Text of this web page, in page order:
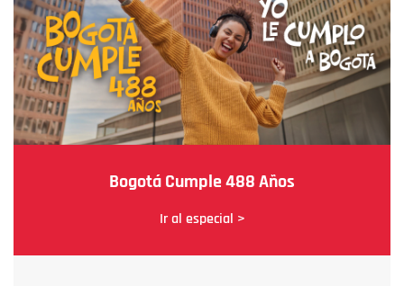
Bogotá Cumple 488 Años
Ir al especial >